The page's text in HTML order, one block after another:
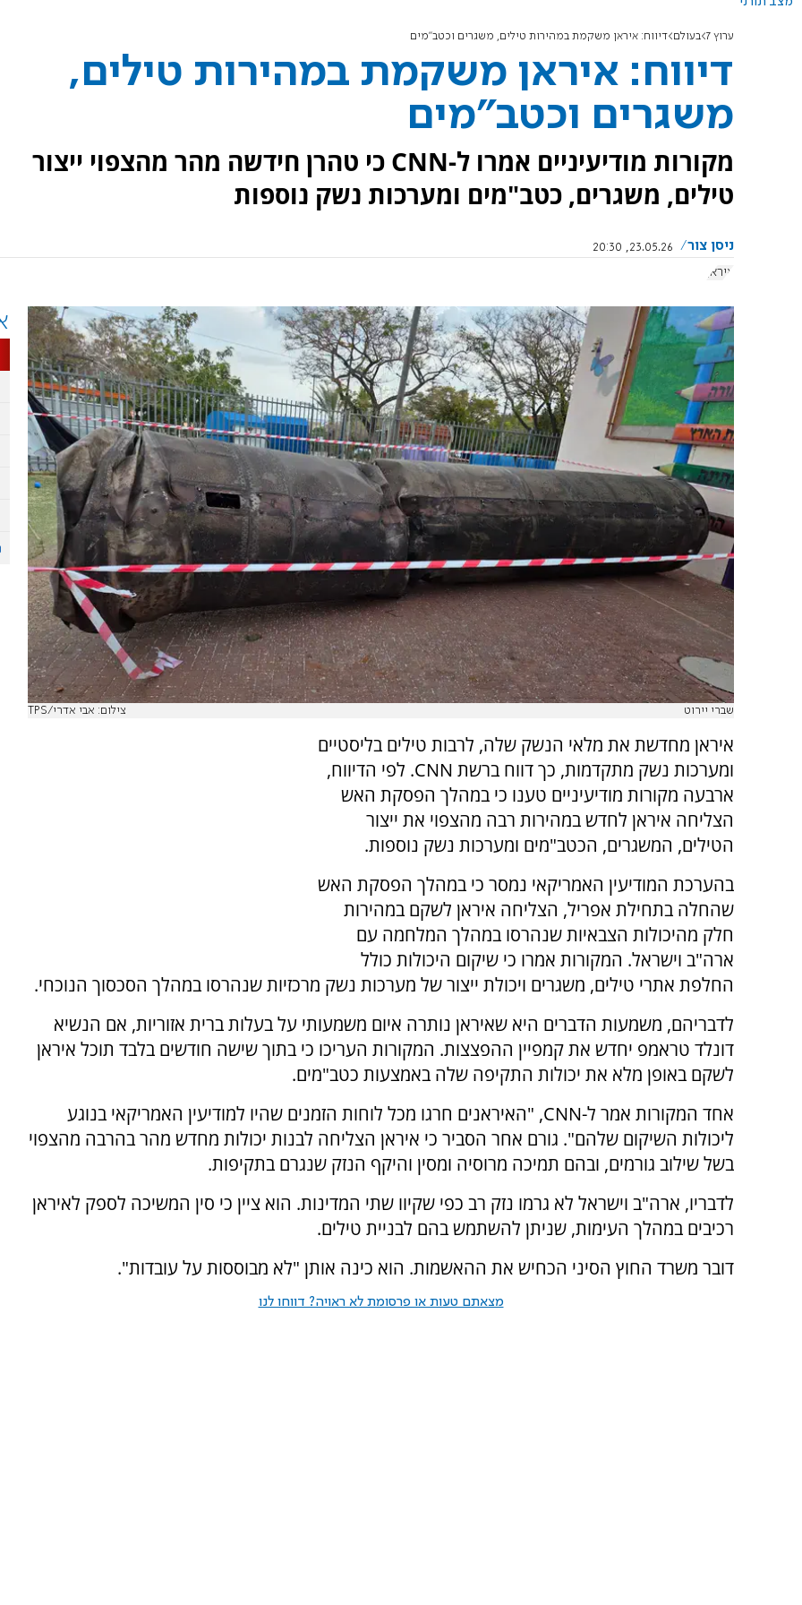
ערוץ 7 בעולם דיווח: איראן משקמת במהירות טילים, משגרים וכטב"מים
דיווח: איראן משקמת במהירות טילים,
משגרים וכטב"מים
מקורות מודיעיניים אמרו ל-CNN כי טהרן חידשה מהר מהצפוי ייצור
טילים, משגרים, כטב"מים ומערכות נשק נוספות
ניסן צור
23.05.26, 20:30
איראן
שברי יירוט צילום: אבי אדרי/TPS
איראן מחדשת את מלאי הנשק שלה, לרבות טילים בליסטיים
ומערכות נשק מתקדמות, כך דווח ברשת CNN. לפי הדיווח,
ארבעה מקורות מודיעיניים טענו כי במהלך הפסקת האש
הצליחה איראן לחדש במהירות רבה מהצפוי את ייצור
הטילים, המשגרים, הכטב"מים ומערכות נשק נוספות.
בהערכת המודיעין האמריקאי נמסר כי במהלך הפסקת האש
שהחלה בתחילת אפריל, הצליחה איראן לשקם במהירות
חלק מהיכולות הצבאיות שנהרסו במהלך המלחמה עם
ארה"ב וישראל. המקורות אמרו כי שיקום היכולות כולל
החלפת אתרי טילים, משגרים ויכולת ייצור של מערכות נשק מרכזיות שנהרסו במהלך הסכסוך הנוכחי.
לדבריהם, משמעות הדברים היא שאיראן נותרה איום משמעותי על בעלות ברית אזוריות, אם הנשיא
דונלד טראמפ יחדש את קמפיין ההפצצות. המקורות העריכו כי בתוך שישה חודשים בלבד תוכל איראן
לשקם באופן מלא את יכולות התקיפה שלה באמצעות כטב"מים.
אחד המקורות אמר ל-CNN, "האיראנים חרגו מכל לוחות הזמנים שהיו למודיעין האמריקאי בנוגע
ליכולות השיקום שלהם". גורם אחר הסביר כי איראן הצליחה לבנות יכולות מחדש מהר בהרבה מהצפוי
בשל שילוב גורמים, ובהם תמיכה מרוסיה ומסין והיקף הנזק שנגרם בתקיפות.
לדבריו, ארה"ב וישראל לא גרמו נזק רב כפי שקיוו שתי המדינות. הוא ציין כי סין המשיכה לספק לאיראן
רכיבים במהלך העימות, שניתן להשתמש בהם לבניית טילים.
דובר משרד החוץ הסיני הכחיש את ההאשמות. הוא כינה אותן "לא מבוססות על עובדות".
מצאתם טעות או פרסומת לא ראויה? דווחו לנו